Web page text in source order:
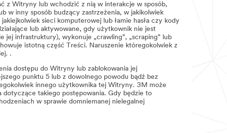
z Witryny lub wchodzić z nią w interakcje w sposób,
w inny sposób budzący zastrzeżenia, w jakikolwiek
sieci komputerowej lub łamie hasła czy kody
lub aktywowane, gdy użytkownik nie jest
infrastruktury), wykonuje „crawling”, „scraping” lub
istotną część Treści. Naruszenie któregokolwiek z
.
dostępu do Witryny lub zablokowania jej
punktu 5 lub z dowolnego powodu bądź bez
innego użytkownika tej Witryny. 3M może
dotyczące takiego postępowania. Gdy będzie to
w sprawie domniemanej nielegalnej